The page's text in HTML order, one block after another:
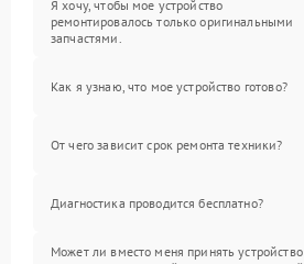
Я хочу, чтобы мое устройство
ремонтировалось только оригинальными
запчастями.
Как я узнаю, что мое устройство готово?
От чего зависит срок ремонта техники?
Диагностика проводится бесплатно?
Может ли вместо меня принять устройство